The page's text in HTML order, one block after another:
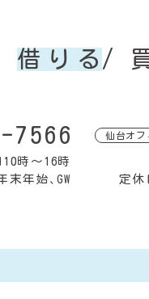
借りる
7566
10時〜16時
末年始、GW
仙台オフ
定休